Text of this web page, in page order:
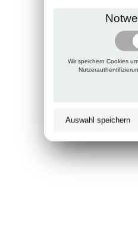
Wir speichern Cookies
Auswahl speichern